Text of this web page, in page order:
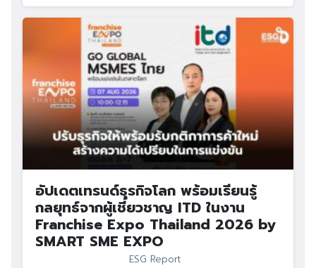
อัปเดตเทรนด์ธุรกิจโลก พร้อมเรียนรู้
กลยุทธ์จากผู้เชี่ยวชาญ ITD ในงาน
Franchise Expo Thailand 2026 by
SMART SME EXPO
ESG Report